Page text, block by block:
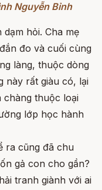
Nguyễn Bỉnh
hỏi. Cha mẹ
đo và cuối cùng
làng, thuộc dòng
này rất giàu có, lại
chàng thuộc loại
lớp học hành
ra cũng đã chu
gả con cho gần?
tranh giành với ai